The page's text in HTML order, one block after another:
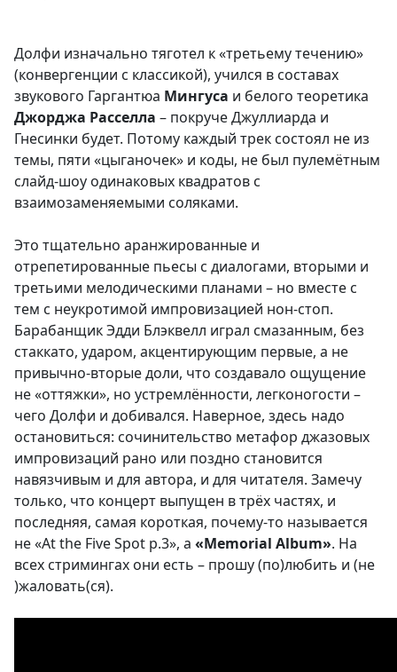
Долфи изначально тяготел к «третьему течению»
(конвергенции с классикой), учился в составах
звукового Гаргантюа Мингуса и белого теоретика
Джорджа Расселла – покруче Джуллиарда и
Гнесинки будет. Потому каждый трек состоял не из
темы, пяти «цыганочек» и коды, не был пулемётным
слайд-шоу одинаковых квадратов с
взаимозаменяемыми соляками.
Это тщательно аранжированные и
отрепетированные пьесы с диалогами, вторыми и
третьими мелодическими планами – но вместе с
тем с неукротимой импровизацией нон-стоп.
Барабанщик Эдди Блэквелл играл смазанным, без
стаккато, ударом, акцентирующим первые, а не
привычно-вторые доли, что создавало ощущение
не «оттяжки», но устремлённости, легконогости –
чего Долфи и добивался. Наверное, здесь надо
остановиться: сочинительство метафор джазовых
импровизаций рано или поздно становится
навязчивым и для автора, и для читателя. Замечу
только, что концерт выпущен в трёх частях, и
последняя, самая короткая, почему-то называется
не «At the Five Spot p.3», а «Memorial Album». На
всех стримингах они есть – прошу (по)любить и (не
)жаловать(ся).